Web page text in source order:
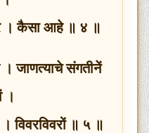
। कैसा आहे ॥ ४ ॥
जाणत्याचे संगतीनें
।
विवरविवरों ॥ ५ ॥